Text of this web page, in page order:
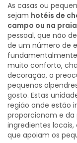
As casas ou
sejam hotéis de
campo ou na praia
pessoal, que não
de um número de
muito conforto,
decoração, a
pequenos
gosto. Estas
região onde estão
proporcionam e
ingredientes locais,
que apoiam os